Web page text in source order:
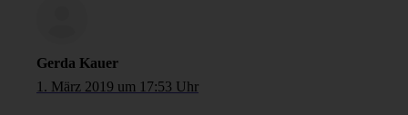
Gerda Kauer
1. März 2019 um 17:53 Uhr